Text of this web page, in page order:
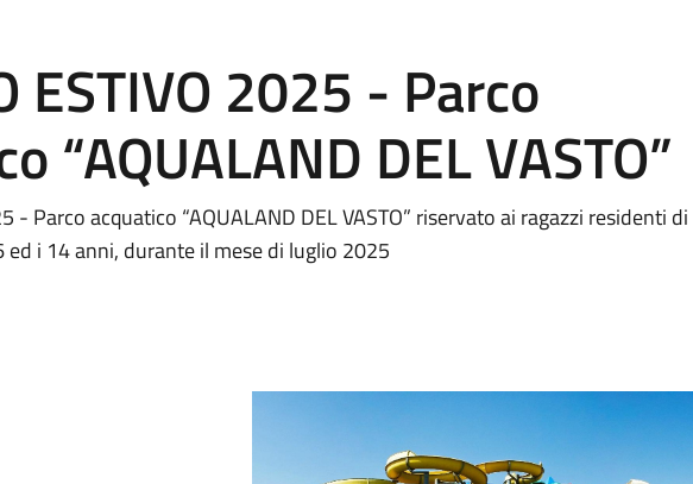
ESTIVO 2025 - Parco
“AQUALAND DEL VASTO”
- Parco acquatico “AQUALAND DEL VASTO” riservato ai ragazzi residenti di
ed i 14 anni, durante il mese di luglio 2025